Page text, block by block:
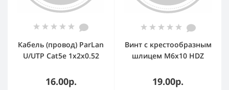
Кабель (провод) ParLan
U/UTP Cat5e 1х2х0.52
16.00р.
Винт с крестообразным
шлицем М6х10 HDZ
19.00р.